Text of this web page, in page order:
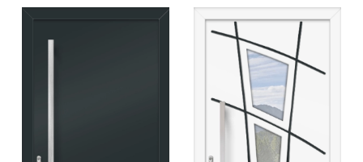
Plastové dveře